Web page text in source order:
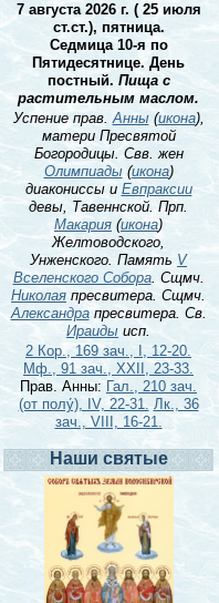
7 августа 2026 г. ( 25 июля
ст.ст.), пятница.
Седмица 10-я по
Пятидесятнице. День
постный. Пища с
растительным маслом.
Успение прав.Анны(икона),
матери Пресвятой
Богородицы. Свв. жен
Олимпиады(икона)
диакониссы и Евпраксии
девы, Тавеннской. Прп.
Макария (икона)
Желтоводского,
Унженского. Память V
Вселенского Собора. Сщмч.
Николая пресвитера. Сщмч.
Александрапресвитера. Св.
Ираиды исп.
2 Кор., 169 зач., I, 12-20.
Мф., 91 зач., XXII, 23-33.
Прав. Анны: Гал., 210 зач.
(от полу́), IV, 22-31. Лк., 36
зач., VIII, 16-21.
Наши святые